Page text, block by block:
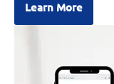
Learn More